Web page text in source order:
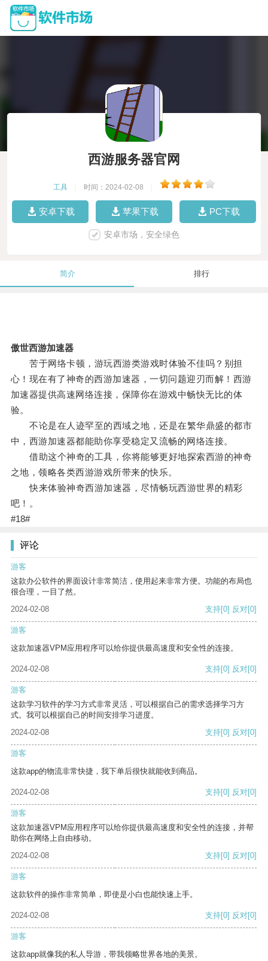
西游服务器官网
工具 时间：2024-02-08
安卓下载 苹果下载 PC下载
安卓市场，安全绿色
简介 排行
傲世西游加速器
苦于网络卡顿，游玩西游类游戏时体验不佳吗？别担
心！现在有了神奇的西游加速器，一切问题迎刃而解！西游
加速器提供高速网络连接，保障你在游戏中畅快无比的体
验。
不论是在人迹罕至的西域之地，还是在繁华鼎盛的都市
中，西游加速器都能助你享受稳定又流畅的网络连接。
借助这个神奇的工具，你将能够更好地探索西游的神奇
之地，领略各类西游游戏所带来的快乐。
快来体验神奇西游加速器，尽情畅玩西游世界的精彩
吧！。
#18#
评论
游客
这款办公软件的界面设计非常简洁，使用起来非常方便。功能的布局也
很合理，一目了然。
2024-02-08
支持[0] 反对[0]
游客
这款加速器VPM应用程序可以给你提供最高速度和安全性的连接。
2024-02-08 支持[0] 反对[0]
游客
这款学习软件的学习方式非常灵活，可以根据自己的需求选择学习方
式。我可以根据自己的时间安排学习进度。
2024-02-08
支持[0] 反对[0]
游客
这款app的物流非常快捷，我下单后很快就能收到商品。
2024-02-08 支持[0] 反对[0]
游客
这款加速器VPM应用程序可以给你提供最高速度和安全性的连接，并帮
助你在网络上自由移动。
2024-02-08
支持[0] 反对[0]
游客
这款软件的操作非常简单，即使是小白也能快速上手。
2024-02-08 支持[0] 反对[0]
游客
这款app就像我的私人导游，带我领略世界各地的美景。